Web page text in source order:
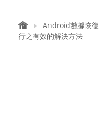
Android數據恢復
行之有效的解決方法